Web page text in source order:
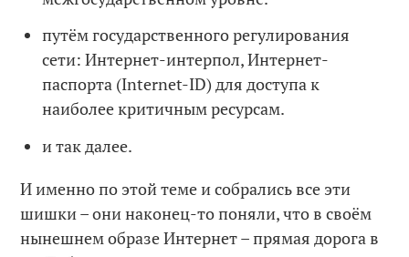
путём государственного регулирования
сети: Интернет-интерпол, Интернет-
паспорта (Internet-ID) для доступа к
наиболее критичным ресурсам.
и так далее.
И именно по этой теме и собрались все эти
шишки – они наконец-то поняли, что в своём
нынешнем образе Интернет – прямая дорога в